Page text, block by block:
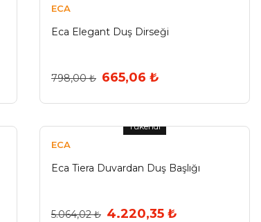
ECA
Eca Elegant Duş Dirseği
798,00 ₺ 665,06 ₺
Tükendi
ECA
Eca Tiera Duvardan Duş Başlığı
5.064,02 ₺ 4.220,35 ₺